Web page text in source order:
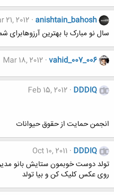
anishtain_bahosh
21, 2012
سال نو مبارک با بهترین آرزوهابرای
vahid_007_006
Mar 18, 2012
DDDIQ
Feb 15, 2012
انجمن حمایت از حقوق حیوانات
DDDIQ
Oct 10, 2011
تولد دوست خوبمون ستایش بانو
روی عکس کلیک کن و بیا تولد